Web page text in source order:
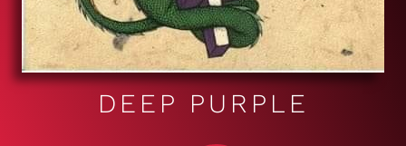
DEEP PURPLE